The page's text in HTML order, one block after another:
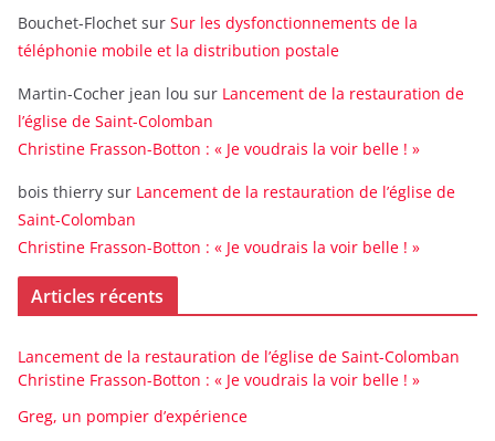
Bouchet-Flochet sur Sur les dysfonctionnements de la
téléphonie mobile et la distribution postale
Martin-Cocher jean lou sur Lancement de la restauration de
l’église de Saint-Colomban
Christine Frasson-Botton : « Je voudrais la voir belle ! »
bois thierry sur Lancement de la restauration de l’église de
Saint-Colomban
Christine Frasson-Botton : « Je voudrais la voir belle ! »
Articles récents
Lancement de la restauration de l’église de Saint-Colomban
Christine Frasson-Botton : « Je voudrais la voir belle ! »
Greg, un pompier d’expérience